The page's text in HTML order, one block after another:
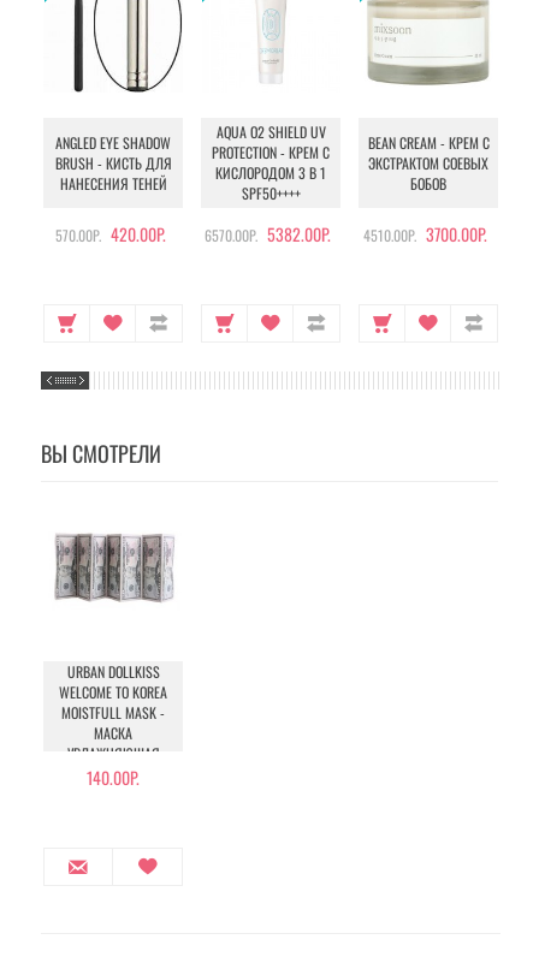
ANGLED EYE SHADOW
BRUSH - КИСТЬ ДЛЯ
НАНЕСЕНИЯ ТЕНЕЙ
570.00Р. 420.00Р.
AQUA O2 SHIELD UV
PROTECTION - КРЕМ С
КИСЛОРОДОМ 3 В 1
SPF50++++
6570.00Р. 5382.00Р.
BEAN CREAM - КРЕМ С
ЭКСТРАКТОМ СОЕВЫХ
БОБОВ
4510.00Р. 3700.00Р.
ВЫ СМОТРЕЛИ
URBAN DOLLKISS
WELCOME TO KOREA
MOISTFULL MASK -
МАСКА
УВЛАЖНЯЮЩАЯ
140.00Р.